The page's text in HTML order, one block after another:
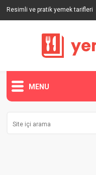
Resimli ve pratik yemek tarifleri
MENU